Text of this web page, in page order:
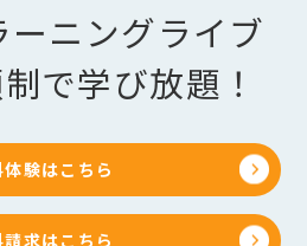
ニングライブ
で学び放題！
験はこちら
求はこちら